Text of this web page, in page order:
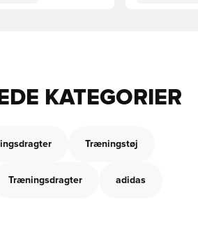
KATEGORIER
Træningstøj
Træningsdragter adidas